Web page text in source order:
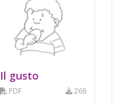
Il gusto
PDF 268